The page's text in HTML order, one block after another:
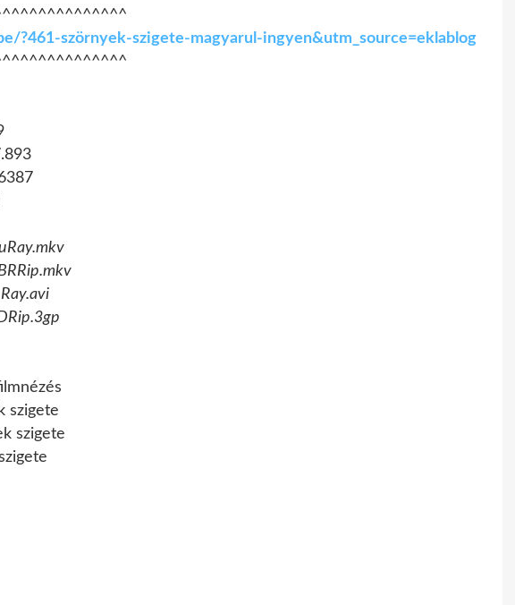
?461-szörnyek-szigete-magyarul-ingyen&utm_source=eklablog
szigete
szigete